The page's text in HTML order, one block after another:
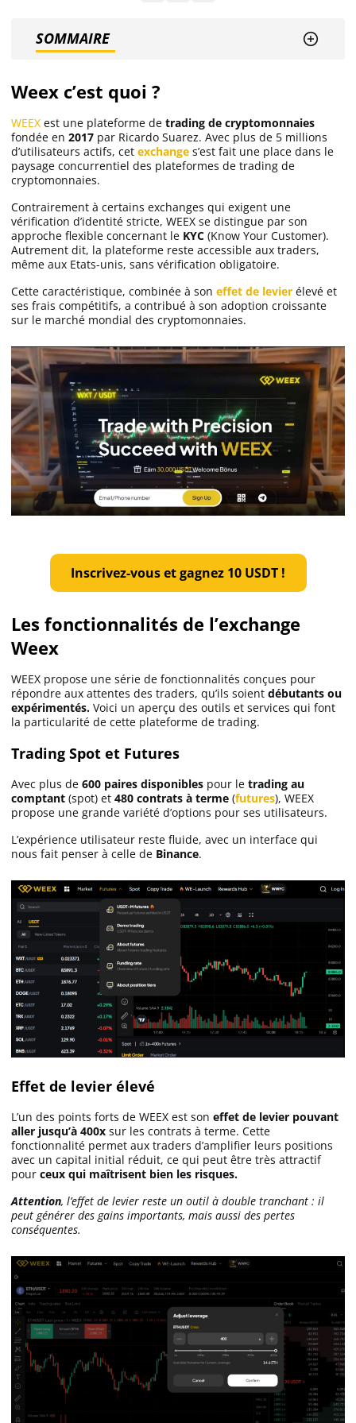
Ethereum (ETH)
Solana (SOL)
Ripple (XRP)
Dogecoin (DOGE)
Binance Coin (BNB)
Trading
C’est quoi ?
Futures Crypto
Meilleure Prop Firm
Copy Trading
Meilleur VIP
Bybit avis
Weex avis
Bitunix avis
Bitmart avis
SOMMAIRE
Weex c’est quoi ?
WEEX est une plateforme de trading de cryptomonnaies
fondée en 2017 par Ricardo Suarez. Avec plus de 5 millions
d’utilisateurs actifs, cet exchange s’est fait une place dans le
paysage concurrentiel des plateformes de trading de
cryptomonnaies.
Contrairement à certains exchanges qui exigent une
vérification d’identité stricte, WEEX se distingue par son
approche flexible concernant le KYC (Know Your Customer).
Autrement dit, la plateforme reste accessible aux traders,
même aux Etats-unis, sans vérification obligatoire.
Cette caractéristique, combinée à son effet de levier élevé et
ses frais compétitifs, a contribué à son adoption croissante
sur le marché mondial des cryptomonnaies.
Inscrivez-vous et gagnez 10 USDT !
Les fonctionnalités de l’exchange
Weex
WEEX propose une série de fonctionnalités conçues pour
répondre aux attentes des traders, qu’ils soient débutants ou
expérimentés. Voici un aperçu des outils et services qui font
la particularité de cette plateforme de trading.
Trading Spot et Futures
Avec plus de 600 paires disponibles pour le trading au
comptant (spot) et 480 contrats à terme (futures), WEEX
propose une grande variété d’options pour ses utilisateurs.
L’expérience utilisateur reste fluide, avec un interface qui
nous fait penser à celle de Binance.
Effet de levier élevé
L’un des points forts de WEEX est son effet de levier pouvant
aller jusqu’à 400x sur les contrats à terme. Cette
fonctionnalité permet aux traders d’amplifier leurs positions
avec un capital initial réduit, ce qui peut être très attractif
pour ceux qui maîtrisent bien les risques.
Attention, l’effet de levier reste un outil à double tranchant : il
peut générer des gains importants, mais aussi des pertes
conséquentes.